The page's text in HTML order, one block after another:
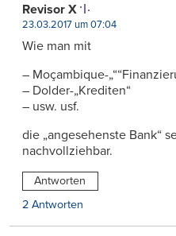
Revisor X
23.03.2017 um 07:04
Wie man mit
– Moçambique-
– Dolder-„Krediten“
– usw. usf.
die „angesehenste Bank“
nachvollziehbar.
Antworten
2 Antworten